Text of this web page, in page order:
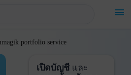
menu
เปิดบัญชีและ